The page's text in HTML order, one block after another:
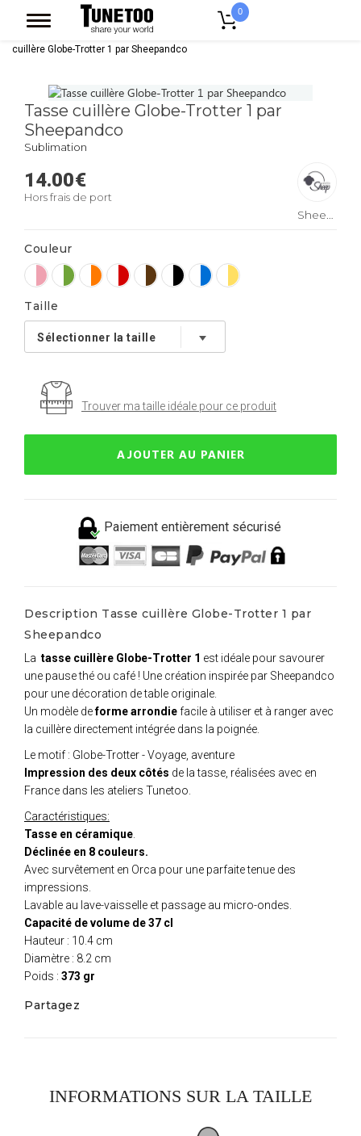
0
Accessoires Casquettes
cuillère Globe-Trotter 1 par Sheepandco
Tasse cuillère Globe-Trotter 1 par
Sheepandco
Sublimation
14.00€
Hors frais de port
Sheepandco
Couleur
Taille
Trouver ma taille idéale pour ce produit
AJOUTER AU PANIER
Paiement entièrement sécurisé
Description Tasse cuillère Globe-Trotter 1 par
Sheepandco
La tasse cuillère Globe-Trotter 1 est idéale pour savourer
une pause thé ou café ! Une création inspirée par Sheepandco
pour une décoration de table originale.
Un modèle deforme arrondiefacile à utiliser et à ranger avec
la cuillère directement intégrée dans la poignée.
Le motif : Globe-Trotter - Voyage, aventure
Impression des deux côtés de la tasse, réalisées avec en
France dans les ateliers Tunetoo.
Caractéristiques:
Tasse en céramique
Déclinée en 8 couleurs.
Avec survêtement en Orca pour une parfaite tenue des
impressions.
Lavable au lave-vaisselle et passage au micro-ondes.
Capacité de volume de 37 cl
Hauteur : 10.4 cm
Diamètre : 8.2 cm
Poids : 373 gr
Partagez
INFORMATIONS SUR LA TAILLE